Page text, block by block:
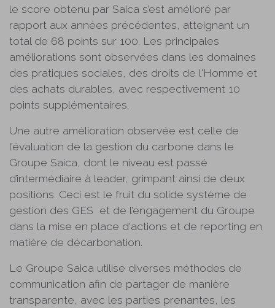
le score obtenu par Saica s’est amélioré par
rapport aux années précédentes, atteignant un
total de 68 points sur 100. Les principales
améliorations sont observées dans les domaines
des pratiques sociales, des droits de l'Homme et
des achats durables, avec respectivement 10
points supplémentaires.
Une autre amélioration observée est celle de
l’évaluation de la gestion du carbone dans le
Groupe Saica, dont le niveau est passé
d’intermédiaire à leader, grimpant ainsi de deux
positions. Ceci est le fruit du solide système de
gestion des GES et de l’engagement du Groupe
dans la mise en place d'actions et de reporting en
matière de décarbonation.
Le Groupe Saica utilise diverses méthodes de
communication afin de partager de manière
transparente, avec les parties prenantes, les